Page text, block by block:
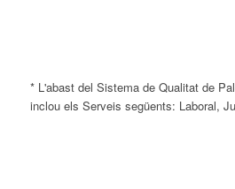
* L'abast del Sistema de Qualitat de
inclou els Serveis següents: Laboral,